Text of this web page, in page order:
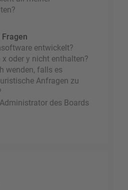
entwickelt?
oder y nicht enthalten?
wenden, falls es
Anfragen zu
des Boards